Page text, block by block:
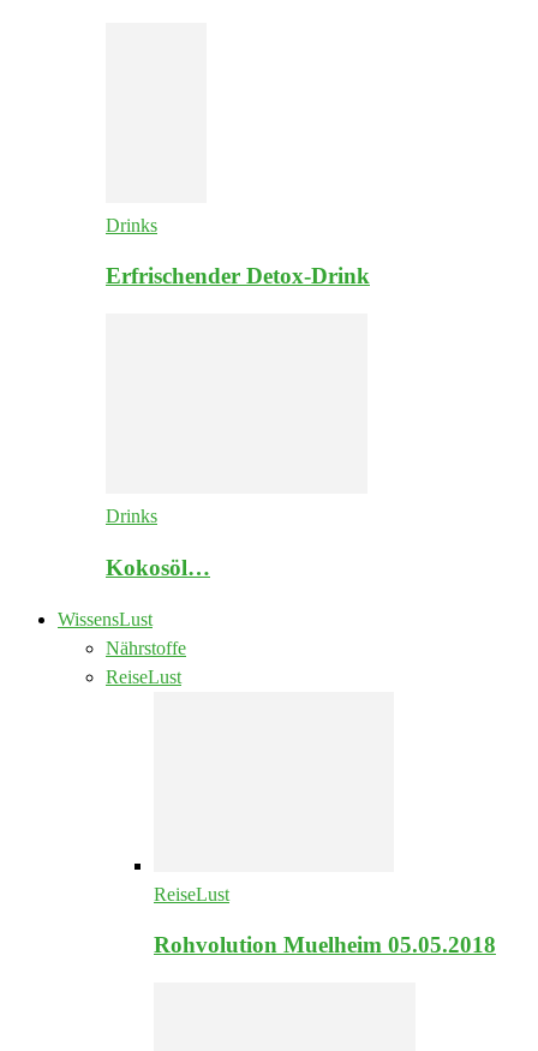
Drinks
Erfrischender Detox-Drink
Drinks
Kokosöl…
WissensLust
Nährstoffe
ReiseLust
ReiseLust
Rohvolution Muelheim 05.05.2018